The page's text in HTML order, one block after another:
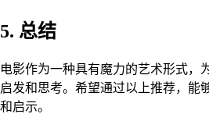
5. 总结
电影作为一种具有魔力的艺术形式，
启发和思考。希望通过以上推荐，能
和启示。